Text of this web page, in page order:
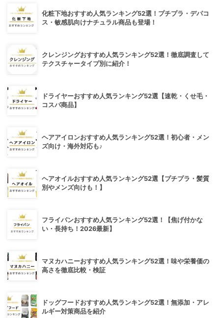
化粧下地おすすめ人気ランキング52選！プチプラ・デパコ
ス・敏感肌向けナチュラル商品も登場！
クレンジングおすすめ人気ランキング52選！徹底調査して
テクスチャータイプ別に紹介！
ドライヤーおすすめ人気ランキング52選【速乾・くせ毛・
コスパ商品】
ヘアアイロンおすすめ人気ランキング52選！初心者・メン
ズ向け・海外対応も♪
ヘアオイルおすすめ人気ランキング52選【プチプラ・髪質
別やメンズ向けも！】
フライパンおすすめ人気ランキング52選！【焦げ付かな
い・長持ち！2026最新】
マヌカハニーおすすめ人気ランキング52選！味や栄養価の
高さを徹底比較・検証
ドッグフードおすすめ人気ランキング52選！無添加・アレ
ルギー対策商品を紹介